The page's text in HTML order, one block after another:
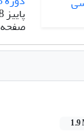
پاییز 1398
صفحه
1.9